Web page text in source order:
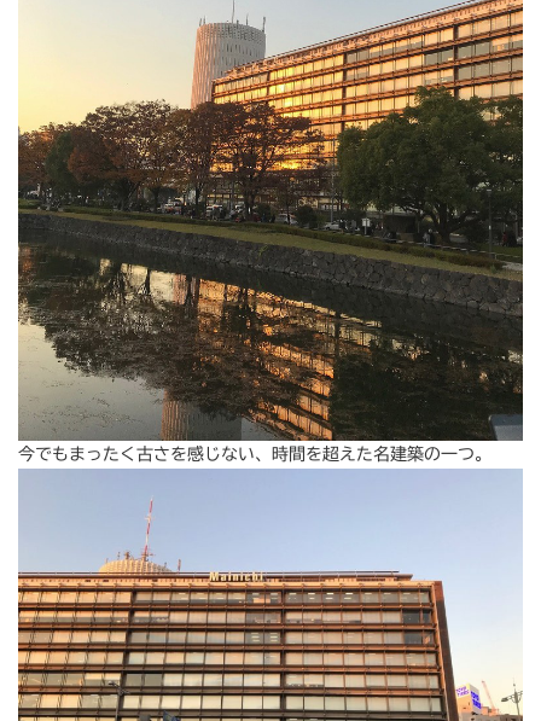
今でもまったく古さを感じない、時間を超えた名建築の一つ。